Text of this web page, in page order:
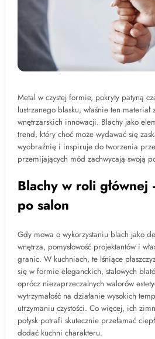
Metal w czystej formie, pokryty patyną
lustrzanego blasku, właśnie ten
wnętrzarskich innowacji. Blachy jako
trend, który choć może wydawać się
wyobraźnię i inspiruje do tworzenia
przemijających mód zachwycają swoją
Blachy w roli
po salon
Gdy mowa o wykorzystaniu blach jako
wnętrza, pomysłowość projektantów i
granic. W kuchniach, te lśniące
się w formie eleganckich, stalowych
oprócz niezaprzeczalnych walorów
wytrzymałość na działanie wysokich
utrzymaniu czystości. Co więcej, ich
połysk potrafi skutecznie przełamać
dodać kuchni charakteru.